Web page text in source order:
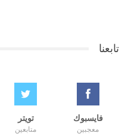
تابعنا
فايسبوك
معجبين
تويتر
متابعين